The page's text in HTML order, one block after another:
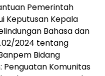
Pemerintah
Keputusan Kepala
Bahasa dan
2024 tentang
Bidang
Penguatan Komunitas